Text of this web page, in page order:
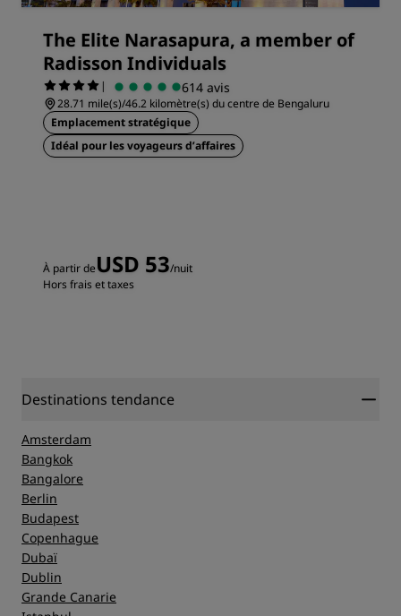
The Elite Narasapura, a member of
Radisson Individuals
| 614 avis
28.71 mile(s)/46.2 kilomètre(s) du centre de Bengaluru
Emplacement stratégique
Idéal pour les voyageurs d’affaires
À partir deUSD 53/nuit
Hors frais et taxes
Destinations tendance
Amsterdam
Bangkok
Bangalore
Berlin
Budapest
Copenhague
Dubaï
Dublin
Grande Canarie